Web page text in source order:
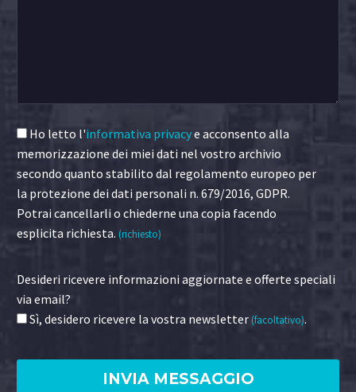
Ho letto l'informativa privacye acconsento alla
memorizzazione dei miei dati nel vostro archivio
secondo quanto stabilito dal regolamento europeo per
la protezione dei dati personali n. 679/2016, GDPR.
Potrai cancellarli o chiederne una copia facendo
esplicita richiesta. (richiesto)
Desideri ricevere informazioni aggiornate e offerte speciali
via email?
Sì, desidero ricevere la vostra newsletter(facoltativo).